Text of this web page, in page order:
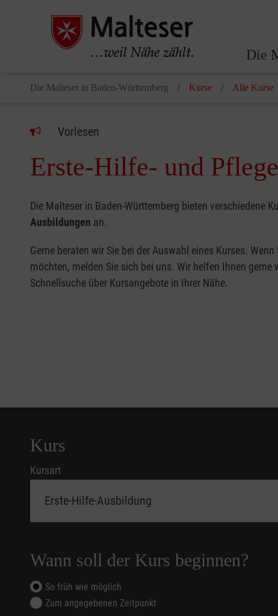
Die
Die Malteser in Baden-Württemberg Kurse Alle Kurse
Vorlesen
Erste-Hilfe- und
Die Malteser in Baden-Württemberg bieten verschiedene
Ausbildungen an.
Gerne beraten wir Sie bei der Auswahl eines Kurses.
möchten, melden Sie sich bei uns. Wir helfen Ihnen gerne
Schnellsuche über Kursangebote in Ihrer Nähe.
Kurs
Kursart
Wann soll der Kurs beginnen?
So früh wie möglich
Zum angegebenen Zeitpunkt